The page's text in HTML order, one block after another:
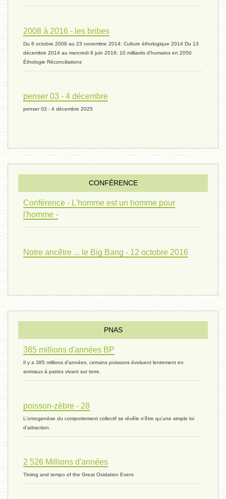
univers 11 - 28 mars 2024*
penser 01 - 9 février 2024 *
univers 09 V4 - 26 janvier 2024 *
monogamie 03 - 21 novembre 2023 *
évolution 06 - 9 novembre 2023 *
vivant 07 - 22 octobre 2023 *
2008 à 2016 - les bribes
Du 8 octobre 2008 au 23 novembre 2014: Culture éthologique 2014 Du 13
décembre 2014 au mercredi 8 juin 2016: 10 milliards d'humains en 2050
Éthologie Réconciliations
penser 03 - 4 décembre
penser 03 - 4 décembre 2025
CONFÉRENCE
Conférence - L'homme est un homme pour
l'homme -
Notre ancêtre ... le Big Bang - 12 octobre 2016
PNAS
385 millions d'années BP
Il y a 385 millions d'années, certains poissons évoluent lentement en
animaux à pattes vivant sur terre.
poisson-zèbre - 28
L'ontogenèse du comportement collectif se révêle n'être qu'une simple loi
d'attraction.
2 526 Millions d'années
Timing and tempo of the Great Oxidation Event